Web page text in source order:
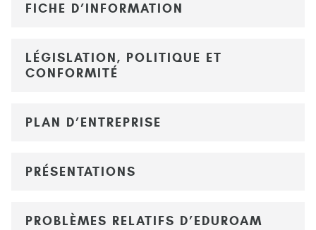
FICHE D’INFORMATION
LÉGISLATION, POLITIQUE ET
CONFORMITÉ
PLAN D’ENTREPRISE
PRÉSENTATIONS
PROBLÈMES RELATIFS D’EDUROAM